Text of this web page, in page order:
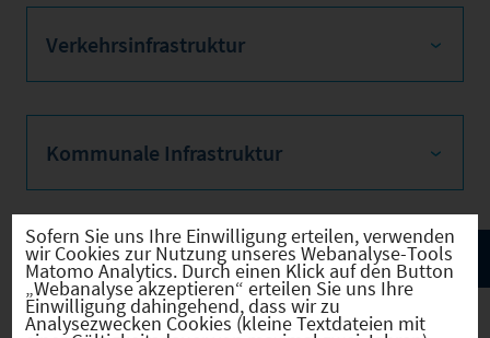
Verkehrsinfrastruktur
Kommunale Infrastruktur
Sofern Sie uns Ihre Einwilligung erteilen, verwenden
wir Cookies zur Nutzung unseres Webanalyse-Tools
Matomo Analytics. Durch einen Klick auf den Button
„Webanalyse akzeptieren“ erteilen Sie uns Ihre
Einwilligung dahingehend, dass wir zu
Analysezwecken Cookies (kleine Textdateien mit